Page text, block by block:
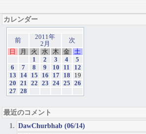
カレンダー
前
2011年
2月
次
日
月 火 水 木 金
土
1
2 3 4
5
6
7 8 9 10 11
12
13
14 15 16 17 18
19
20
21 22 23 24 25
26
27 28
最近のコメント
DawChurbhab (06/14)